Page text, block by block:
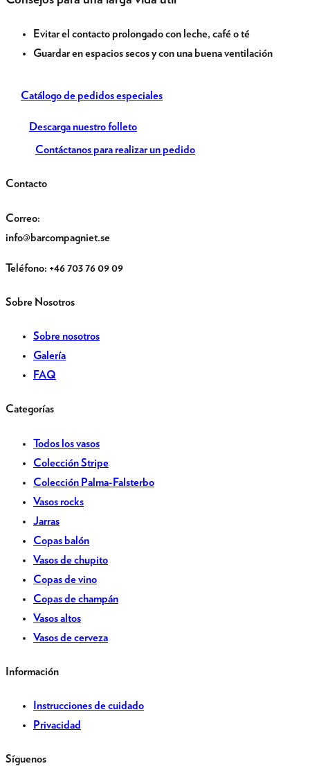
Evitar el contacto prolongado con leche, café o té
Guardar en espacios secos y con una buena ventilación
Catálogo de pedidos especiales
Descarga nuestro folleto
Contáctanos para realizar un pedido
Contacto
Correo:
info@barcompagniet.se
Teléfono: +46 703 76 09 09
Sobre Nosotros
Sobre nosotros
Galería
FAQ
Categorías
Todos los vasos
Colección Stripe
Colección Palma-Falsterbo
Vasos rocks
Jarras
Copas balón
Vasos de chupito
Copas de vino
Copas de champán
Vasos altos
Vasos de cerveza
Información
Instrucciones de cuidado
Privacidad
Síguenos